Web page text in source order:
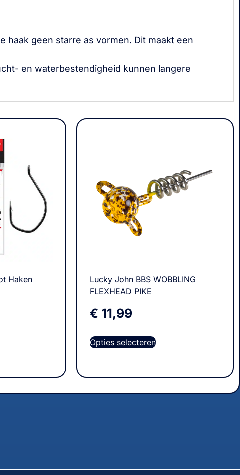
haak geen starre as vormen. Dit maakt een
en waterbestendigheid kunnen langere
Haken
Lucky John BBS WOBBLING
FLEXHEAD PIKE
€ 11,99
Opties selecteren